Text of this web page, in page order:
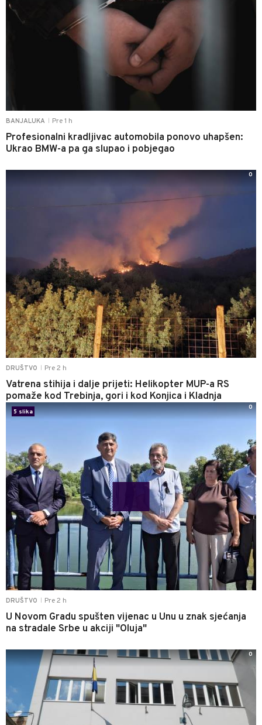
BANJALUKA Pre 1 h
Profesionalni kradljivac automobila ponovo uhapšen:
Ukrao BMW-a pa ga slupao i pobjegao
DRUŠTVO Pre 2 h
Vatrena stihija i dalje prijeti: Helikopter MUP-a RS
pomaže kod Trebinja, gori i kod Konjica i Kladnja
0
DRUŠTVO Pre 2 h
U Novom Gradu spušten vijenac u Unu u znak sjećanja
na stradale Srbe u akciji "Oluja"
5 slika
0
0